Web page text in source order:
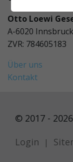
Otto Loewi
A-6020 Innsbruck
ZVR: 784605183
Über uns
Kontakt
© 2017 - 2026
Login